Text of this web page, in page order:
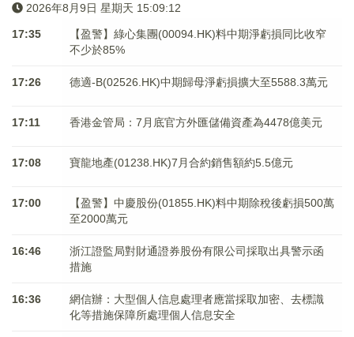
2026年8月9日 星期天 15:09:12
17:35
【盈警】綠心集團(00094.HK)料中期淨虧損同比收窄
不少於85%
17:26 德適-B(02526.HK)中期歸母淨虧損擴大至5588.3萬元
17:11 香港金管局：7月底官方外匯儲備資產為4478億美元
17:08 寶龍地產(01238.HK)7月合約銷售額約5.5億元
17:00
【盈警】中慶股份(01855.HK)料中期除稅後虧損500萬
至2000萬元
16:46
浙江證監局對財通證券股份有限公司採取出具警示函
措施
16:36
網信辦：大型個人信息處理者應當採取加密、去標識
化等措施保障所處理個人信息安全